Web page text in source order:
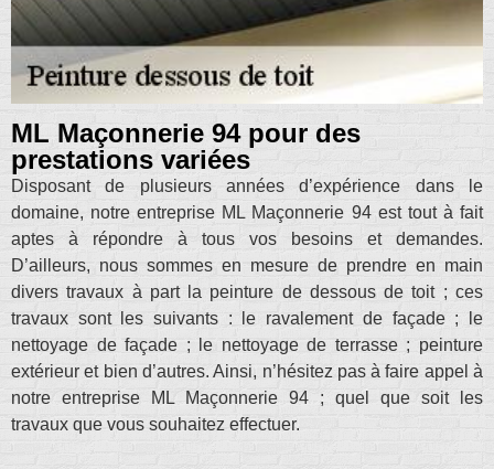
ML Maçonnerie 94 pour des
prestations variées
Disposant de plusieurs années d’expérience dans le
domaine, notre entreprise ML Maçonnerie 94 est tout à fait
aptes à répondre à tous vos besoins et demandes.
D’ailleurs, nous sommes en mesure de prendre en main
divers travaux à part la peinture de dessous de toit ; ces
travaux sont les suivants : le ravalement de façade ; le
nettoyage de façade ; le nettoyage de terrasse ; peinture
extérieur et bien d’autres. Ainsi, n’hésitez pas à faire appel à
notre entreprise ML Maçonnerie 94 ; quel que soit les
travaux que vous souhaitez effectuer.